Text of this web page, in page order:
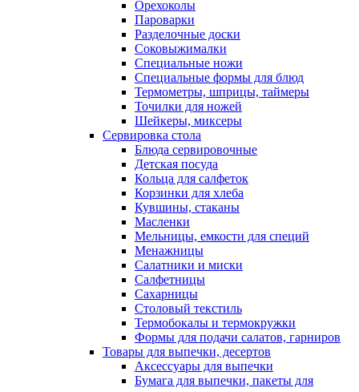
Орехоколы
Пароварки
Разделочные доски
Соковыжималки
Специальные ножи
Специальные формы для блюд
Термометры, шприцы, таймеры
Точилки для ножей
Шейкеры, миксеры
Сервировка стола
Блюда сервировочные
Детская посуда
Кольца для салфеток
Корзинки для хлеба
Кувшины, стаканы
Масленки
Мельницы, емкости для специй
Менажницы
Салатники и миски
Салфетницы
Сахарницы
Столовый текстиль
Термобокалы и термокружки
Формы для подачи салатов, гарниров
Товары для выпечки, десертов
Аксессуары для выпечки
Бумага для выпечки, пакеты для